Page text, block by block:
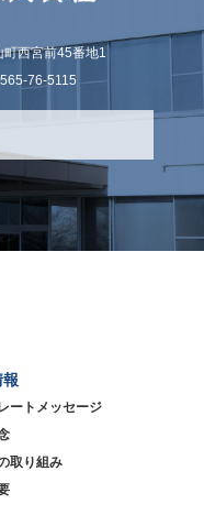
⻄宮前45番地1
76-5115
ートメッセージ
取り組み